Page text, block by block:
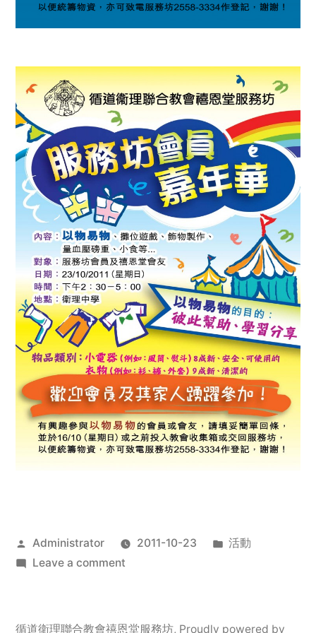
Posted
by
Administrator 2011-10-23
Posted
活動
Leave a commenton
服
循道衛理聯合教會禧恩堂服務坊, Proudly powered by